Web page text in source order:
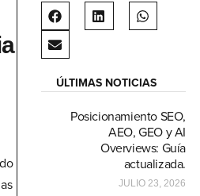
ÚLTIMAS NOTICIAS
Posicionamiento SEO,
AEO, GEO y AI
Overviews: Guía
actualizada.
JULIO 23, 2026